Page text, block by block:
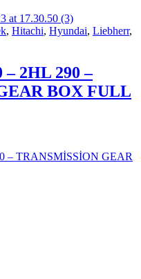
, Hitachi, Hyundai, Liebherr,
– 2HL 290 –
BOX FULL
– TRANSMİSSİON GEAR